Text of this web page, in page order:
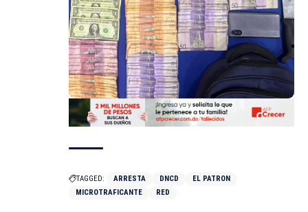
TAGGED: ARRESTA DNCD
EL PATRON
MICROTRAFICANTE
RED